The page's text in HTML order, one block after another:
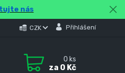
nás
CZK Přihlášení
0 ks
za 0 Kč